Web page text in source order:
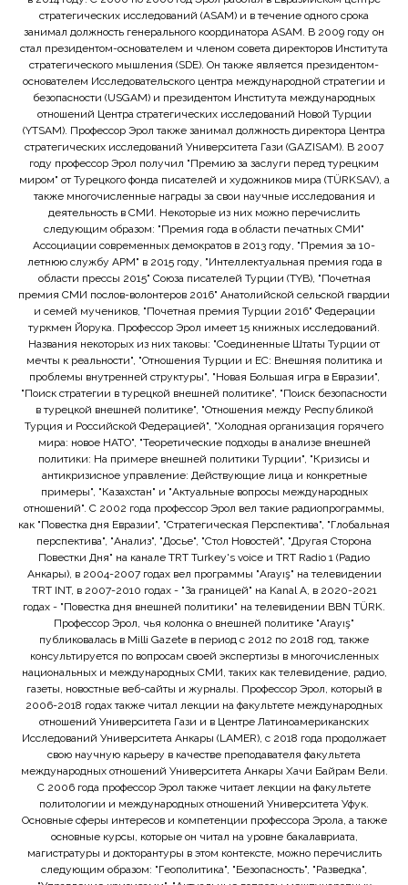
стратегических исследований (ASAM) и в течение одного срока
занимал должность генерального координатора ASAM. В 2009 году он
стал президентом-основателем и членом совета директоров Института
стратегического мышления (SDE). Он также является президентом-
основателем Исследовательского центра международной стратегии и
безопасности (USGAM) и президентом Института международных
отношений Центра стратегических исследований Новой Турции
(YTSAM). Профессор Эрол также занимал должность директора Центра
стратегических исследований Университета Гази (GAZISAM). В 2007
году профессор Эрол получил "Премию за заслуги перед турецким
миром" от Турецкого фонда писателей и художников мира (TÜRKSAV), а
также многочисленные награды за свои научные исследования и
деятельность в СМИ. Некоторые из них можно перечислить
следующим образом: "Премия года в области печатных СМИ"
Ассоциации современных демократов в 2013 году, "Премия за 10-
летнюю службу APM" в 2015 году, "Интеллектуальная премия года в
области прессы 2015" Союза писателей Турции (TYB), "Почетная
премия СМИ послов-волонтеров 2016" Анатолийской сельской гвардии
и семей мучеников, "Почетная премия Турции 2016" Федерации
туркмен Йорука. Профессор Эрол имеет 15 книжных исследований.
Названия некоторых из них таковы: "Соединенные Штаты Турции от
мечты к реальности", "Отношения Турции и ЕС: Внешняя политика и
проблемы внутренней структуры", "Новая Большая игра в Евразии",
"Поиск стратегии в турецкой внешней политике", "Поиск безопасности
в турецкой внешней политике", "Отношения между Республикой
Турция и Российской Федерацией", "Холодная организация горячего
мира: новое НАТО", "Теоретические подходы в анализе внешней
политики: На примере внешней политики Турции", "Кризисы и
антикризисное управление: Действующие лица и конкретные
примеры", "Казахстан" и "Актуальные вопросы международных
отношений". С 2002 года профессор Эрол вел такие радиопрограммы,
как "Повестка дня Евразии", "Стратегическая Перспектива", "Глобальная
перспектива", "Анализ", "Досье", "Стол Новостей", "Другая Сторона
Повестки Дня" на канале TRT Turkey's voice и TRT Radio 1 (Радио
Анкары), в 2004-2007 годах вел программы "Arayış" на телевидении
TRT INT, в 2007-2010 годах - "За границей" на Kanal A, в 2020-2021
годах - "Повестка дня внешней политики" на телевидении BBN TÜRK.
Профессор Эрол, чья колонка о внешней политике "Arayış"
публиковалась в Milli Gazete в период с 2012 по 2018 год, также
консультируется по вопросам своей экспертизы в многочисленных
национальных и международных СМИ, таких как телевидение, радио,
газеты, новостные веб-сайты и журналы. Профессор Эрол, который в
2006-2018 годах также читал лекции на факультете международных
отношений Университета Гази и в Центре Латиноамериканских
Исследований Университета Анкары (LAMER), с 2018 года продолжает
свою научную карьеру в качестве преподавателя факультета
международных отношений Университета Анкары Хачи Байрам Вели.
С 2006 года профессор Эрол также читает лекции на факультете
политологии и международных отношений Университета Уфук.
Основные сферы интересов и компетенции профессора Эрола, а также
основные курсы, которые он читал на уровне бакалавриата,
магистратуры и докторантуры в этом контексте, можно перечислить
следующим образом: "Геополитика", "Безопасность", "Разведка",